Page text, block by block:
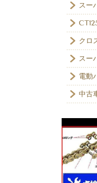
スー
クロ
スー
電
中古